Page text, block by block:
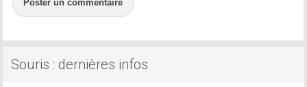
Poster un commentaire
Souris : dernières infos